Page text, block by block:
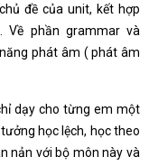
đề của unit, kết hợp
phần grammar và
phát âm ( phát âm
dạy cho từng em một
học lệch, học theo
nản với bộ môn này và